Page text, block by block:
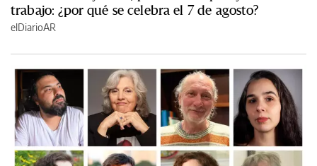
trabajo: ¿por qué se celebra el 7 de agosto?
elDiarioAR